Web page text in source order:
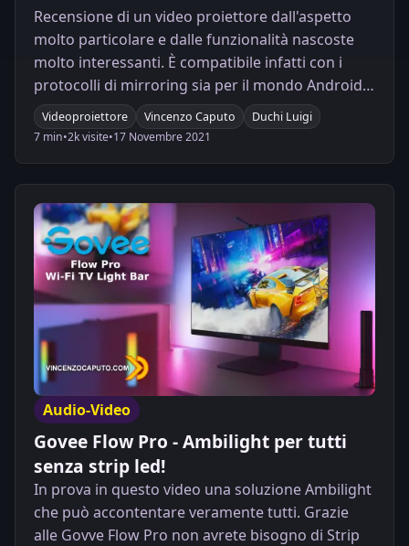
Recensione di un video proiettore dall'aspetto
molto particolare e dalle funzionalità nascoste
molto interessanti. È compatibile infatti con i
protocolli di mirroring sia per il mondo Android
che per il mondo iOS oltre alla compatibilità con
il DLNA che gli permette di riprodurre anche
Videoproiettore Vincenzo Caputo
Duchi Luigi
7 min•2k visite•17 Novembre 2021
Audio-Video
Govee Flow Pro - Ambilight per tutti
senza strip led!
In prova in questo video una soluzione Ambilight
che può accontentare veramente tutti. Grazie
alle Govve Flow Pro non avrete bisogno di Strip